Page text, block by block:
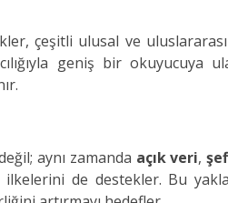
çeşitli ulusal ve
geniş bir okuyucuya
aynı zamanda açık veri,
de destekler. Bu